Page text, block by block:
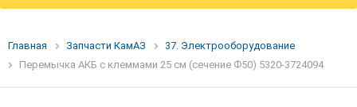
Главная Запчасти КамАЗ
37. Электрооборудование
Перемычка АКБ с клеммами 25 см (сечение Ф50) 5320-3724094